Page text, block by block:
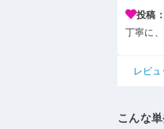
投稿
丁寧に
レビ
こんな